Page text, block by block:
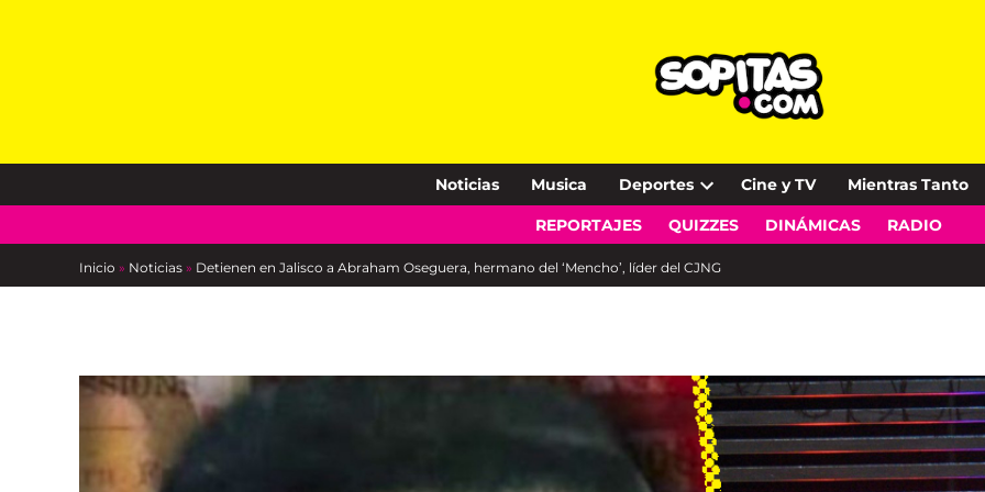
Noticias Musica Deportes
Open
dropdown
Cine y TV Mientras Tanto
REPORTAJES QUIZZES DINÁMICAS RADIO
Inicio » Noticias » Detienen en Jalisco a Abraham Oseguera, hermano del ‘Mencho’, líder del CJNG